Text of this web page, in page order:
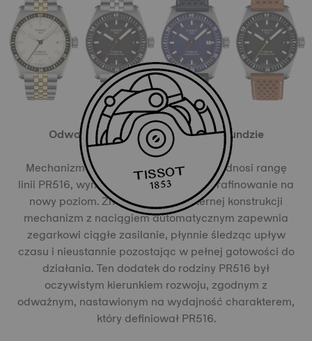
Odważna deklaracja w każdej sekundzie
Mechanizm Valjoux z chronografem podnosi rangę
linii PR516, wynosząc mechaniczne wyrafinowanie na
nowy poziom. Znany ze swej misternej konstrukcji
mechanizm z naciągiem automatycznym zapewnia
zegarkowi ciągłe zasilanie, płynnie śledząc upływ
czasu i nieustannie pozostając w pełnej gotowości do
działania. Ten dodatek do rodziny PR516 był
oczywistym kierunkiem rozwoju, zgodnym z
odważnym, nastawionym na wydajność charakterem,
który definiował PR516.